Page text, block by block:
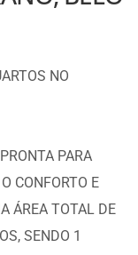
NO
PARA
CONFORTO E
ÁREA TOTAL DE
SENDO 1